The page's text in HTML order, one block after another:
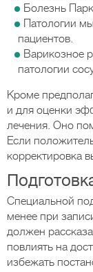
Болезнь
Патологии
пациентов.
Варикозное
патологии
Кроме
и для оценки
лечения. Оно
Если
корректировка
Специальной
менее при
должен
повлиять на
избежать